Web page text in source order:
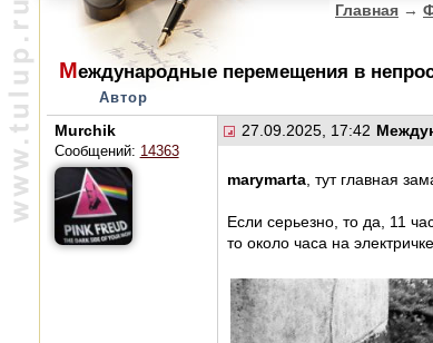
Главная →
Международные перемещения в
Автор
Murchik
Сообщений: 14363
27.09.2025, 17:42
marymarta, тут главная
Если серьезно, то да, 11
то около часа на